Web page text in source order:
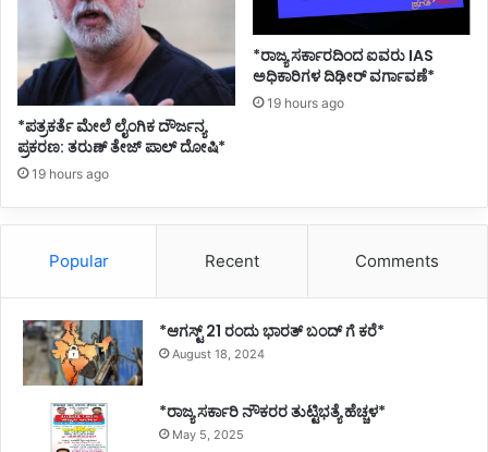
*ಪತ್ರಕರ್ತೆ ಮೇಲೆ ಲೈಂಗಿಕ ದೌರ್ಜನ್ಯ
ಪ್ರಕರಣ: ತರುಣ್ ತೇಜ್ ಪಾಲ್ ದೋಷಿ*
19 hours ago
*ರಾಜ್ಯ ಸರ್ಕಾರದಿಂದ ಐವರು IAS
ಅಧಿಕಾರಿಗಳ ದಿಢೀರ್ ವರ್ಗಾವಣೆ*
19 hours ago
Popular Recent Comments
*ಆಗಸ್ಟ್ 21 ರಂದು ಭಾರತ್‌ ಬಂದ್‌ ಗೆ ಕರೆ*
August 18, 2024
*ರಾಜ್ಯ ಸರ್ಕಾರಿ ನೌಕರರ ತುಟ್ಟಿಭತ್ಯೆ ಹೆಚ್ಚಳ*
May 5, 2025